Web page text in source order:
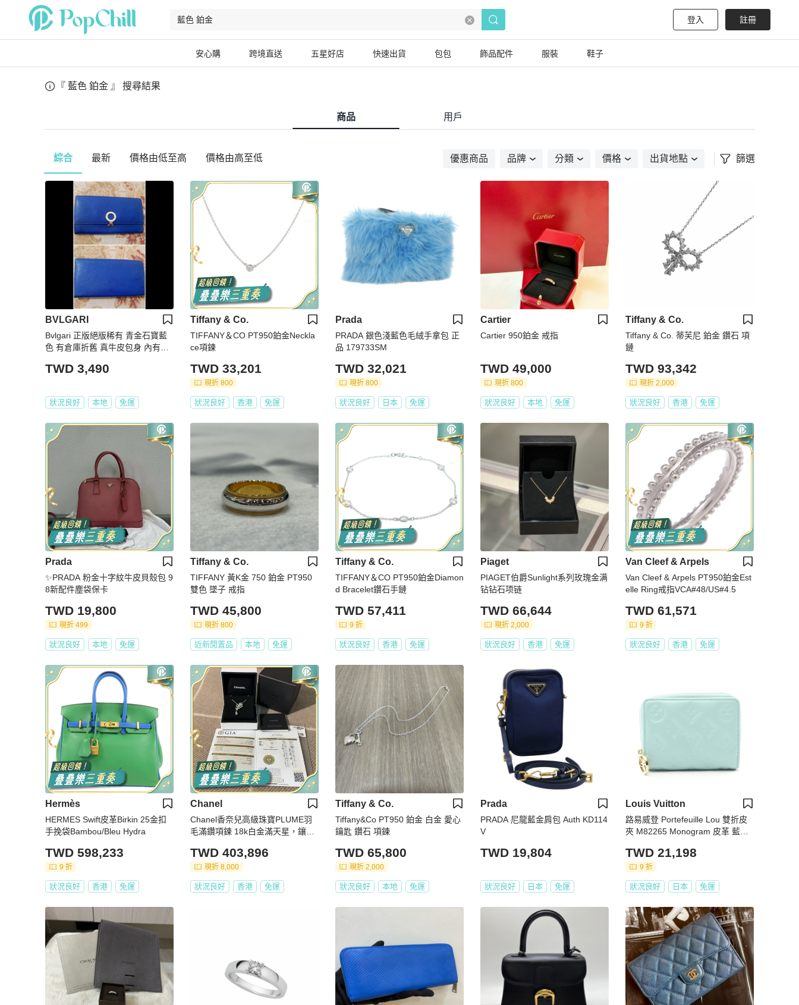
登入 註冊
安心購 跨境直送 五星好店 快速出貨 包包 飾品配件 服裝 鞋子
『 藍色 鉑金 』 搜尋結果
商品 用戶
綜合 最新 價格由低至高 價格由高至低 優惠商品 品牌 分類 價格 出貨地點 篩選
BVLGARI
Bvlgari 正版絕版稀有 青金石寶藍
色 有倉庫折舊 真牛皮包身 內有零
TWD 3,490
狀況良好 本地 免運
Tiffany & Co.
TIFFANY＆CO PT950鉑金Neckla
ce項鍊
TWD 33,201
現折 800
狀況良好 香港 免運
Prada
PRADA 銀色淺藍色毛絨手拿包 正
品 179733SM
TWD 32,021
現折 800
狀況良好 日本 免運
Cartier
Cartier 950鉑金 戒指
TWD 49,000
現折 800
狀況良好 本地 免運
Tiffany & Co.
Tiffany & Co. 蒂芙尼 鉑金 鑽石 項
鏈
TWD 93,342
現折 2,000
狀況良好 香港 免運
Prada
✨PRADA 粉金十字紋牛皮貝殼包 9
8新配件塵袋保卡
TWD 19,800
現折 499
狀況良好 本地 免運
Tiffany & Co.
TIFFANY 黃K金 750 鉑金 PT950
雙色 墜子 戒指
TWD 45,800
現折 800
近新閒置品 本地 免運
Tiffany & Co.
TIFFANY＆CO PT950鉑金Diamon
d Bracelet鑽石手鏈
TWD 57,411
9 折
狀況良好 香港 免運
Piaget
PIAGET伯爵Sunlight系列玫瑰金满
钻钻石项链
TWD 66,644
現折 2,000
狀況良好 香港 免運
Van Cleef & Arpels
Van Cleef & Arpels PT950鉑金Est
elle Ring戒指VCA#48/US#4.5
TWD 61,571
9 折
狀況良好 香港 免運
Hermès
HERMES Swift皮革Birkin 25金扣
手挽袋Bambou/Bleu Hydra
TWD 598,233
9 折
狀況良好 香港 免運
Chanel
Chanel香奈兒高級珠寶PLUME羽
毛滿鑽項鍊 18k白金滿天星，鑲嵌
TWD 403,896
現折 8,000
狀況良好 香港 免運
Tiffany & Co.
Tiffany&Co PT950 鉑金 白金 愛心
鑰匙 鑽石 項鍊
TWD 65,800
現折 2,000
狀況良好 本地 免運
Prada
PRADA 尼龍藍金肩包 Auth KD114
V
TWD 19,804
狀況良好 日本 免運
Louis Vuitton
路易威登 Portefeuille Lou 雙折皮
夾 M82265 Monogram 皮革 藍色
TWD 21,198
9 折
狀況良好 日本 免運